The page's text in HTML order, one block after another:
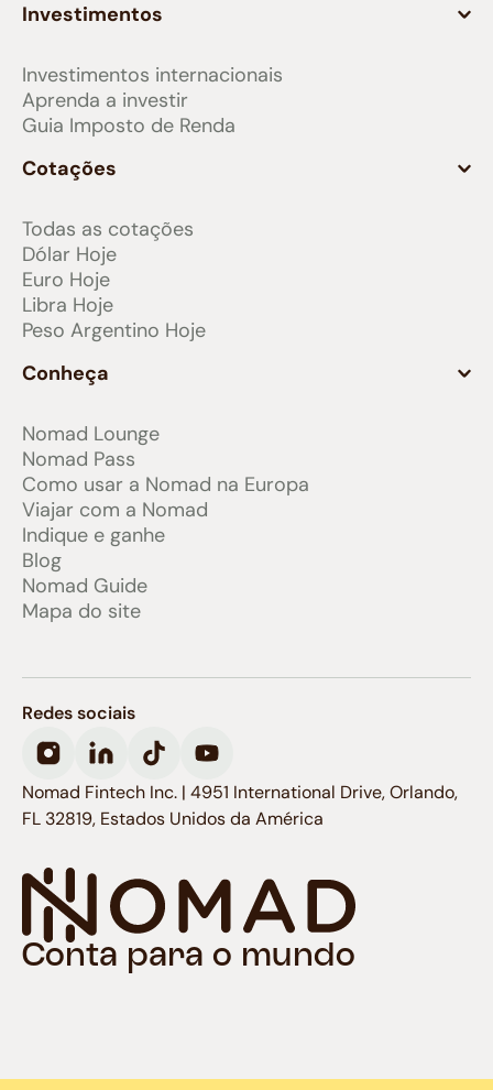
Investimentos
Investimentos internacionais
Aprenda a investir
Guia Imposto de Renda
Cotações
Todas as cotações
Dólar Hoje
Euro Hoje
Libra Hoje
Peso Argentino Hoje
Conheça
Nomad Lounge
Nomad Pass
Como usar a Nomad na Europa
Viajar com a Nomad
Indique e ganhe
Blog
Nomad Guide
Mapa do site
Conta para o mundo
Redes sociais
Nomad Fintech Inc. | 4951 International Drive, Orlando,
FL 32819, Estados Unidos da América